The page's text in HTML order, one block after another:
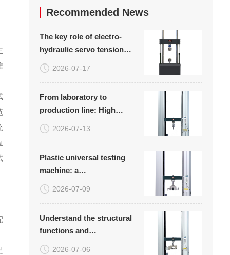
Recommended News
The key role of electro-
hydraulic servo tension
compression fatigue
testing machine in
quality control
2026-07-17
From laboratory to
production line: High
temperature bending and
bending testing machine
quality
2026-07-13
Plastic universal testing
machine: a
comprehensive solution
for mechanical testing
industries
2026-07-09
Understand the structural
functions and
characteristics of the
2026-07-06